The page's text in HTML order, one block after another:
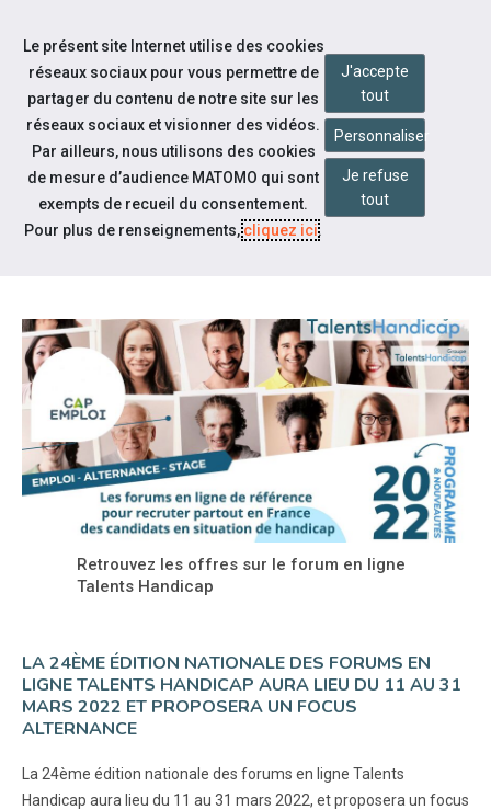
Aller au contenu
Notre actualité
TALENTS HANDICAP - FORUM EN
Retrouvez les offres sur le forum en ligne
Talents Handicap
LA 24ÈME ÉDITION NATIONALE DES FORUMS EN
LIGNE TALENTS HANDICAP AURA LIEU DU 11 AU 31
MARS 2022 ET PROPOSERA UN FOCUS
ALTERNANCE
La 24ème édition nationale des forums en ligne Talents
Handicap aura lieu du 11 au 31 mars 2022, et proposera un focus
Le présent site Internet utilise des cookies
réseaux sociaux pour vous permettre de
partager du contenu de notre site sur les
réseaux sociaux et visionner des vidéos.
Par ailleurs, nous utilisons des cookies
de mesure d’audience MATOMO qui sont
exempts de recueil du consentement.
Pour plus de renseignements,cliquez ici.
J'accepte
tout
Personnaliser
Je refuse
tout